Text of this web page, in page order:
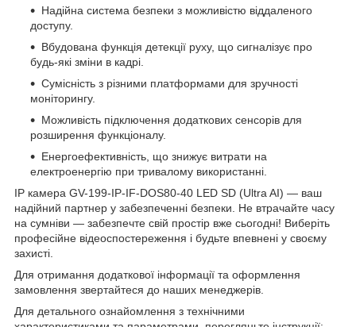
Надійна система безпеки з можливістю віддаленого
доступу.
Вбудована функція детекції руху, що сигналізує про
будь-які зміни в кадрі.
Сумісність з різними платформами для зручності
моніторингу.
Можливість підключення додаткових сенсорів для
розширення функціоналу.
Енергоефективність, що знижує витрати на
електроенергію при тривалому використанні.
IP камера GV-199-IP-IF-DOS80-40 LED SD (Ultra AI) — ваш
надійний партнер у забезпеченні безпеки. Не втрачайте часу
на сумніви — забезпечте свій простір вже сьогодні! Виберіть
професійне відеоспостереження і будьте впевнені у своєму
захисті.
Для отримання додаткової інформації та оформлення
замовлення звертайтеся до наших менеджерів.
Для детального ознайомлення з технічними